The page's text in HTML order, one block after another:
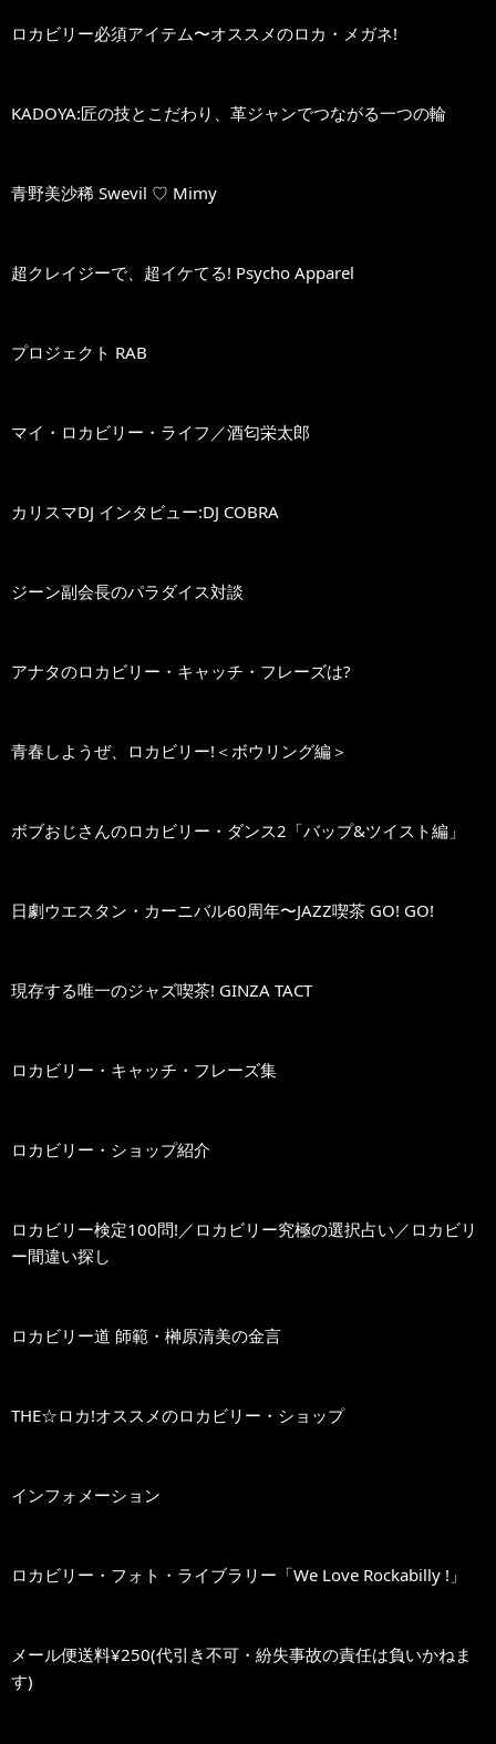
ロカビリー必須アイテム〜オススメのロカ・メガネ!
KADOYA:匠の技とこだわり、革ジャンでつながる一つの輪
青野美沙稀 Swevil ♡ Mimy
超クレイジーで、超イケてる! Psycho Apparel
プロジェクト RAB
マイ・ロカビリー・ライフ／酒匂栄太郎
カリスマDJ インタビュー:DJ COBRA
ジーン副会長のパラダイス対談
アナタのロカビリー・キャッチ・フレーズは?
青春しようぜ、ロカビリー!＜ボウリング編＞
ボブおじさんのロカビリー・ダンス2「バップ&ツイスト編」
日劇ウエスタン・カーニバル60周年〜JAZZ喫茶 GO! GO!
現存する唯一のジャズ喫茶! GINZA TACT
ロカビリー・キャッチ・フレーズ集
ロカビリー・ショップ紹介
ロカビリー検定100問!／ロカビリー究極の選択占い／ロカビリ
ー間違い探し
ロカビリー道 師範・榊原清美の金言
THE☆ロカ!オススメのロカビリー・ショップ
インフォメーション
ロカビリー・フォト・ライブラリー「We Love Rockabilly !」
メール便送料¥250(代引き不可・紛失事故の責任は負いかねま
す)